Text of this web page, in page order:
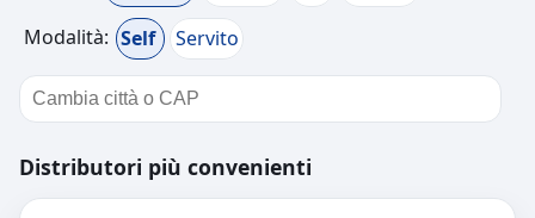
Modalità: Self Servito
Distributori più convenienti